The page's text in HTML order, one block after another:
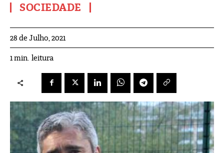
SOCIEDADE
28 de Julho, 2021
1min. leitura